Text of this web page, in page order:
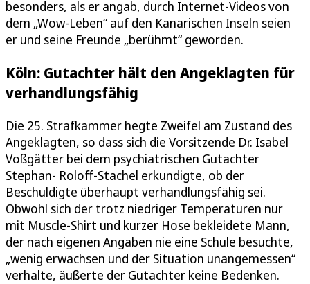
besonders, als er angab, durch Internet-Videos von
dem „Wow-Leben“ auf den Kanarischen Inseln seien
er und seine Freunde „berühmt“ geworden.
Köln: Gutachter hält den Angeklagten für
verhandlungsfähig
Die 25. Strafkammer hegte Zweifel am Zustand des
Angeklagten, so dass sich die Vorsitzende Dr. Isabel
Voßgätter bei dem psychiatrischen Gutachter
Stephan- Roloff-Stachel erkundigte, ob der
Beschuldigte überhaupt verhandlungsfähig sei.
Obwohl sich der trotz niedriger Temperaturen nur
mit Muscle-Shirt und kurzer Hose bekleidete Mann,
der nach eigenen Angaben nie eine Schule besuchte,
„wenig erwachsen und der Situation unangemessen“
verhalte, äußerte der Gutachter keine Bedenken.